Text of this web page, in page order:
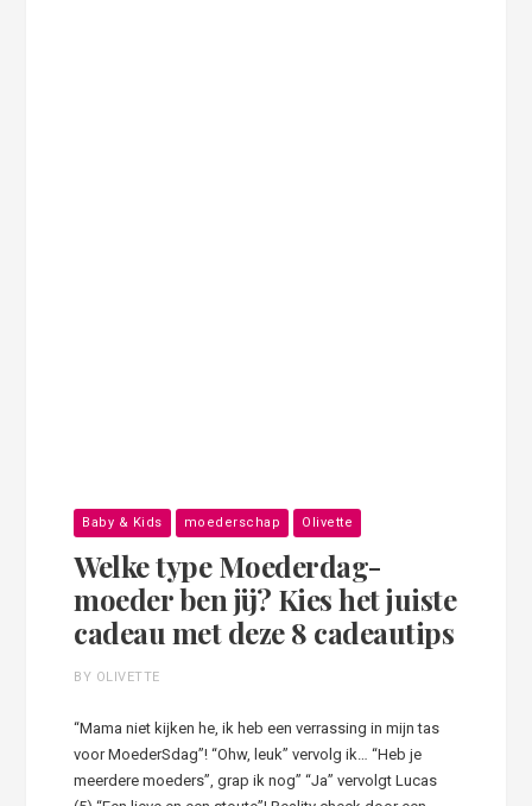
Baby & Kids moederschap Olivette
Welke type Moederdag-
moeder ben jij? Kies het juiste
cadeau met deze 8 cadeautips
BY OLIVETTE
“Mama niet kijken he, ik heb een verrassing in mijn tas
voor MoederSdag”! “Ohw, leuk” vervolg ik… “Heb je
meerdere moeders”, grap ik nog” “Ja” vervolgt Lucas